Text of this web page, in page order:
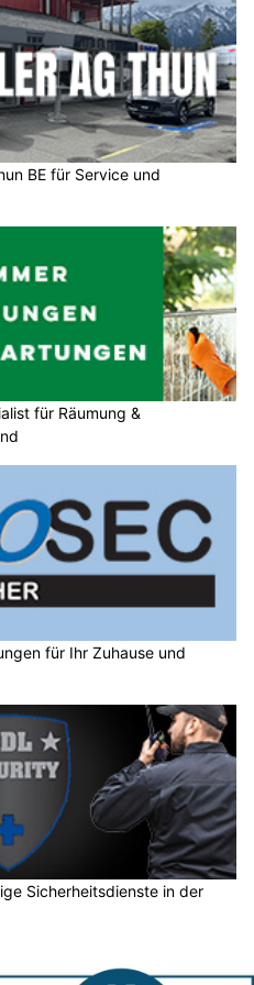
BE für Service und
für Räumung &
für Ihr Zuhause und
Sicherheitsdienste in der